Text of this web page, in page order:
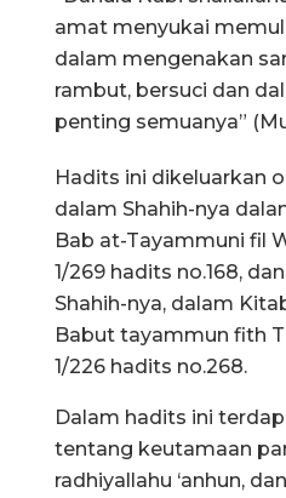
amat menyukai
dalam mengenakan
rambut, bersuci dan
penting semuanya”
Hadits ini dikeluarkan
dalam Shahih-nya
Bab at-Tayammuni fil
1/269 hadits no.168,
Shahih-nya, dalam
Babut tayammun fith
1/226 hadits no.268.
Dalam hadits ini
tentang keutamaan
radhiyallahu ‘anhun,